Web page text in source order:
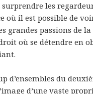
surprendre les
où il est possible de
grandes passions de la
où se détendre en
d’ensembles du
d’une vaste